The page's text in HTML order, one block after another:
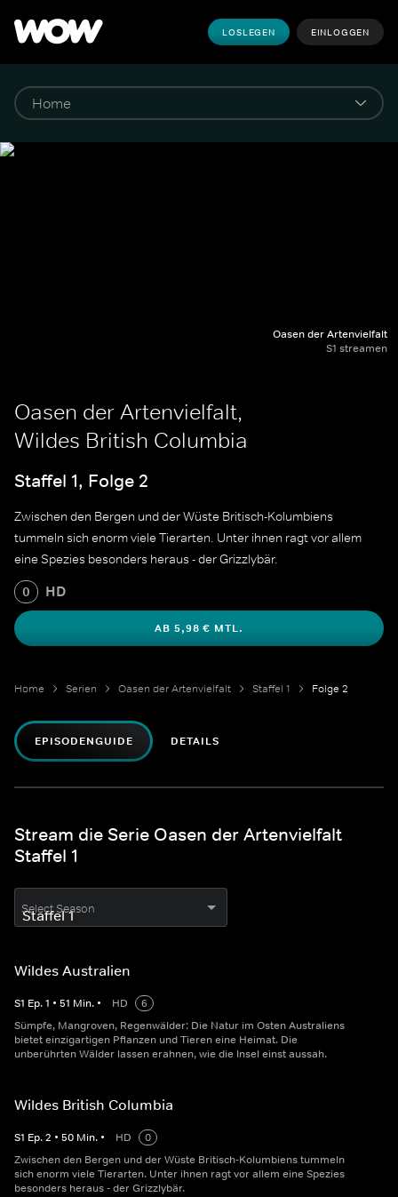
LOSLEGEN EINLOGGEN
Oasen der Artenvielfalt
S1 streamen
Oasen der Artenvielfalt,
Wildes British Columbia
Staffel 1, Folge 2
Zwischen den Bergen und der Wüste Britisch-Kolumbiens
tummeln sich enorm viele Tierarten. Unter ihnen ragt vor allem
eine Spezies besonders heraus - der Grizzlybär.
0 HD
AB 5,98 € MTL.
Home Serien Oasen der Artenvielfalt Staffel 1 Folge 2
EPISODENGUIDE DETAILS
Stream die Serie Oasen der Artenvielfalt
Staffel 1
Select Season
Wildes Australien
S1 Ep.1 • 51 Min. • HD
6
Sümpfe, Mangroven, Regenwälder: Die Natur im Osten Australiens
bietet einzigartigen Pflanzen und Tieren eine Heimat. Die
unberührten Wälder lassen erahnen, wie die Insel einst aussah.
Wildes British Columbia
S1 Ep.2 • 50 Min. • HD
0
Zwischen den Bergen und der Wüste Britisch-Kolumbiens tummeln
sich enorm viele Tierarten. Unter ihnen ragt vor allem eine Spezies
besonders heraus - der Grizzlybär.